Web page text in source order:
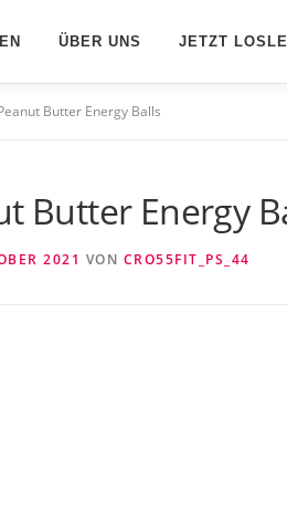
ÜBER UNS JETZT
Butter Energy Balls
Butter Energy
2021 VON CRO55FIT_PS_44